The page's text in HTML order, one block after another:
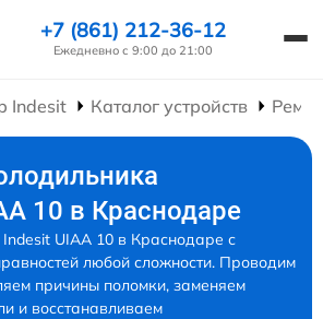
+7 (861) 212-36-12
Ежедневно с 9:00 до 21:00
Indesit Каталог устройств
10 в Краснодаре
UIAA 10 в Краснодаре с
любой сложности. Проводим
причины поломки, заменяем
и восстанавливаем